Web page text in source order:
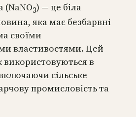
(NaNO3) — це біла
яка має безбарвні
своїми
властивостями. Цей
використовуються в
сільське
промисловість та